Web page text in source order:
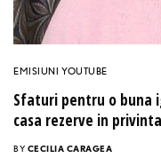
EMISIUNI YOUTUBE
Sfaturi pentru o buna
casa rezerve in
BY CECILIA CARAGEA